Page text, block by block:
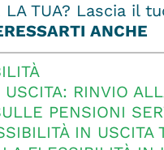
LA TUA? Lascia il
ANCHE
RINVIO
PENSIONI
IN USCITA